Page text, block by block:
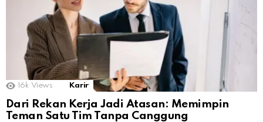
16k Views Karir
Dari Rekan Kerja Jadi Atasan: Memimpin
Teman Satu Tim Tanpa Canggung